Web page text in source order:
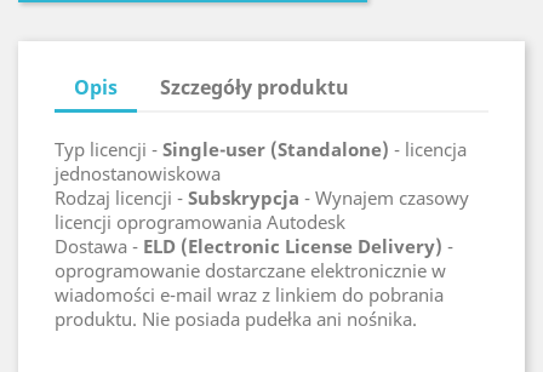
Opis Szczegóły produktu
Typ licencji - Single-user (Standalone) - licencja
jednostanowiskowa
Rodzaj licencji - Subskrypcja - Wynajem czasowy
licencji oprogramowania Autodesk
Dostawa - ELD (Electronic License Delivery) -
oprogramowanie dostarczane elektronicznie w
wiadomości e-mail wraz z linkiem do pobrania
produktu. Nie posiada pudełka ani nośnika.